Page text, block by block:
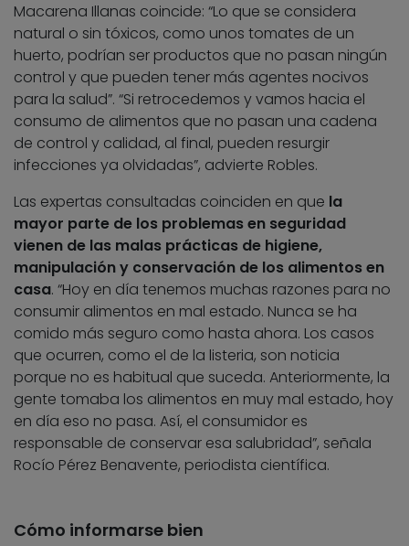
Macarena Illanas coincide: “Lo que se considera
natural o sin tóxicos, como unos tomates de un
huerto, podrían ser productos que no pasan ningún
control y que pueden tener más agentes nocivos
para la salud”. “Si retrocedemos y vamos hacia el
consumo de alimentos que no pasan una cadena
de control y calidad, al final, pueden resurgir
infecciones ya olvidadas”, advierte Robles.
Las expertas consultadas coinciden en que la
mayor parte de los problemas en seguridad
vienen de las malas prácticas de higiene,
manipulación y conservación de los alimentos en
casa. “Hoy en día tenemos muchas razones para no
consumir alimentos en mal estado. Nunca se ha
comido más seguro como hasta ahora. Los casos
que ocurren, como el de la listeria, son noticia
porque no es habitual que suceda. Anteriormente, la
gente tomaba los alimentos en muy mal estado, hoy
en día eso no pasa. Así, el consumidor es
responsable de conservar esa salubridad”, señala
Rocío Pérez Benavente, periodista científica.
Cómo informarse bien